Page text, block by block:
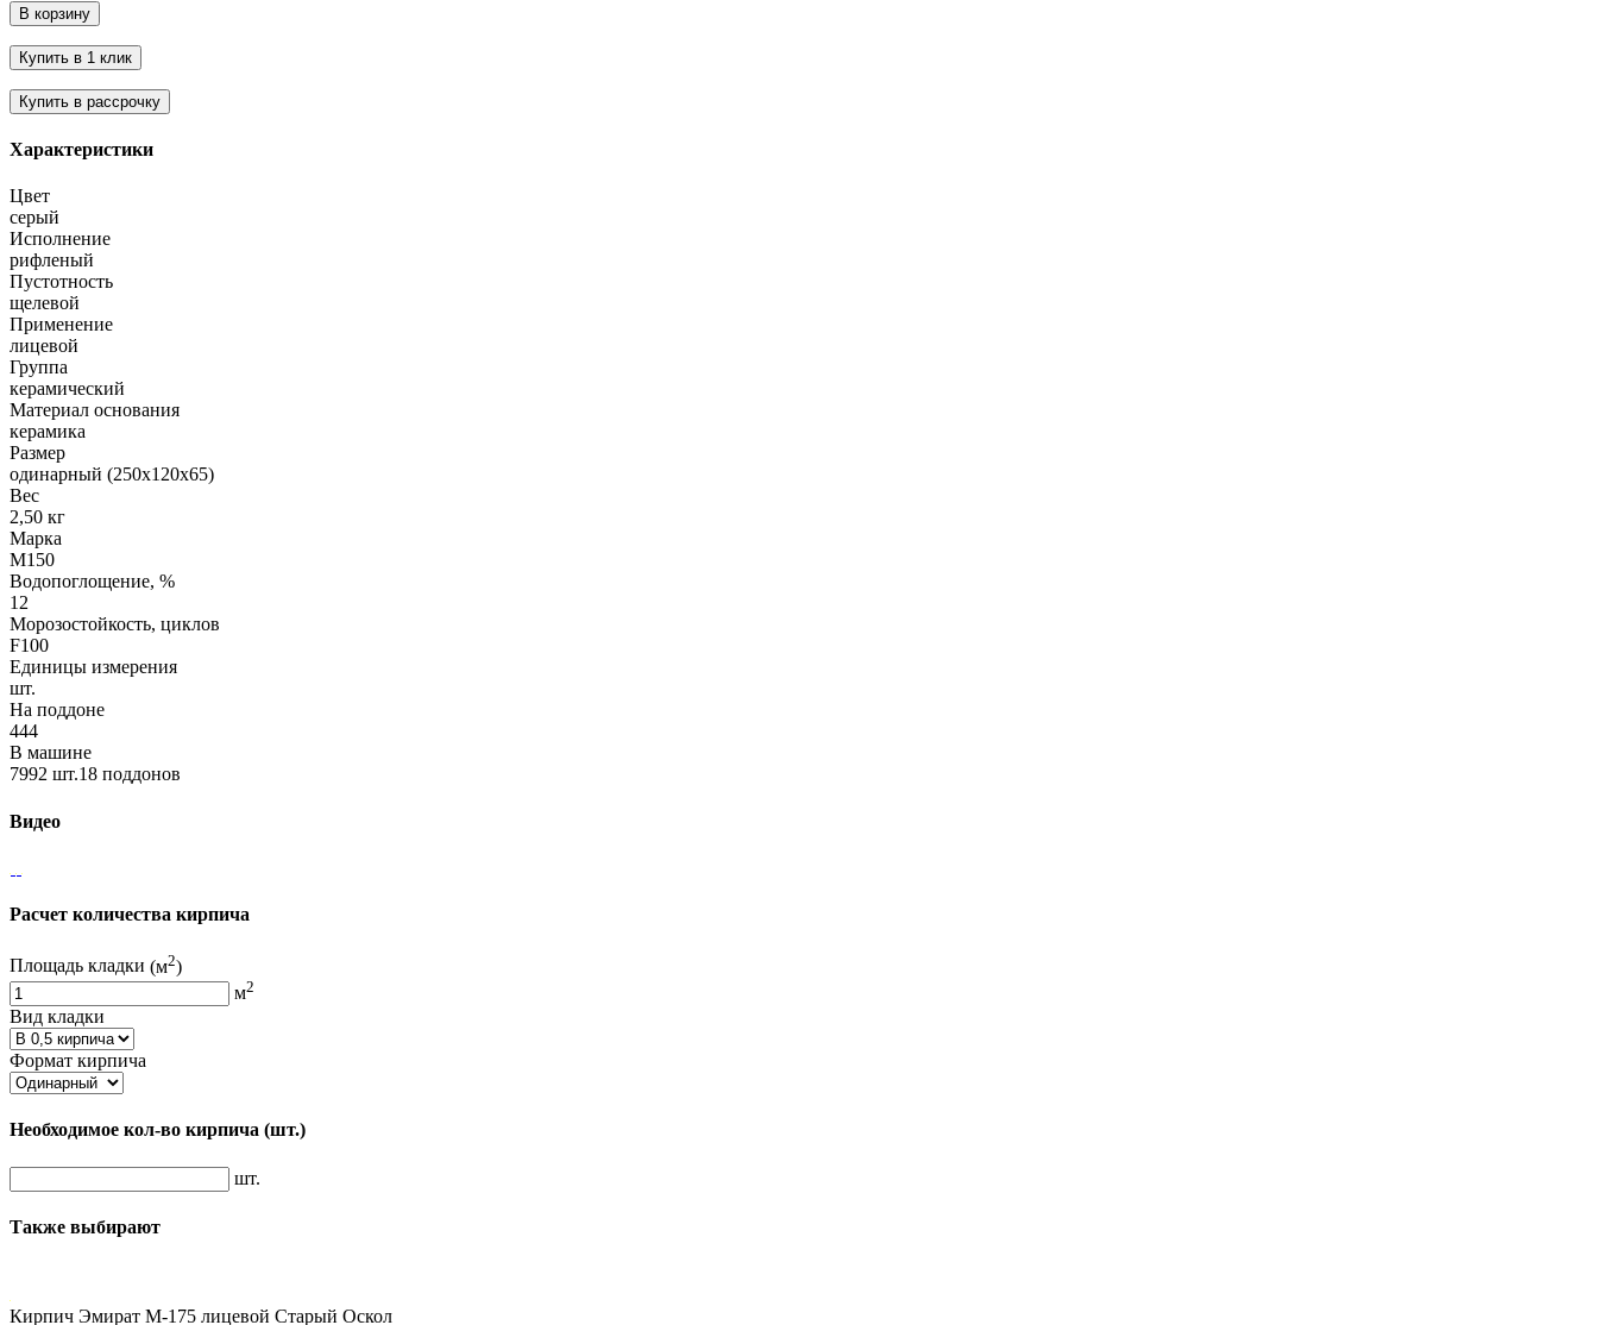
Характеристики
Цвет
серый
Исполнение
рифленый
Пустотность
щелевой
Применение
лицевой
Группа
керамический
Материал основания
керамика
Размер
одинарный (250х120х65)
Вес
2,50 кг
Марка
М150
Водопоглощение, %
12
Морозостойкость, циклов
F100
Единицы измерения
шт.
На поддоне
444
В машине
7992 шт.18 поддонов
Видео
Расчет количества кирпича
Площадь кладки (м2)
м2
Вид кладки
Формат кирпича
Необходимое кол-во кирпича (шт.)
шт.
Также выбирают
Кирпич Эмират М-175 лицевой Старый Оскол